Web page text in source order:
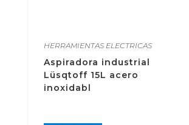
HERRAMIENTAS ELECTRICAS
Aspiradora industrial
Lüsqtoff 15L acero
inoxidabl